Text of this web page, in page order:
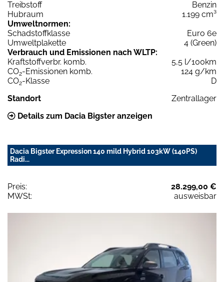
Treibstoff
Benzin
Hubraum
1.199 cm³
Umweltnormen:
Schadstoffklasse
Euro 6e
Umweltplakette
4 (Green)
Verbrauch und Emissionen nach WLTP:
Kraftstoffverbr. komb.
5,5 l/100km
CO2-Emissionen komb.
124 g/km
CO2-Klasse
D
Standort
Zentrallager
Details zum Dacia Bigster anzeigen
Dacia Bigster Expression 140 mild Hybrid 103kW (140PS)
Radi...
Preis:
28.299,00 €
MWSt:
ausweisbar